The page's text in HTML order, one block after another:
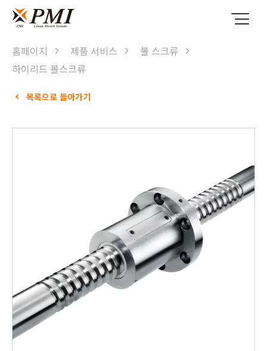
홈페이지 제품 서비스
볼 스크류
하이리드 볼스크류
목록으로 돌아가기